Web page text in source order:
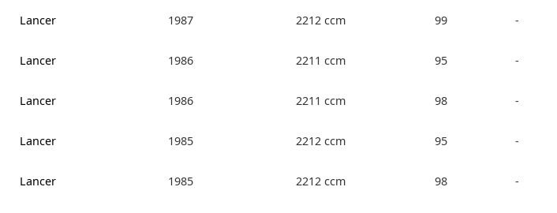
Lancer 1987 2212 ccm 99 -
Lancer 1986 2211 ccm 95 -
Lancer 1986 2211 ccm 98 -
Lancer 1985 2212 ccm 95 -
Lancer 1985 2212 ccm 98 -